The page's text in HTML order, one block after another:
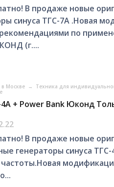
В продаже новые
синуса ТГС-7А .Новая
по
(г....
в Москве → Техника для
+ Power Bank Юконд
В продаже новые
генераторы синуса ТГС-